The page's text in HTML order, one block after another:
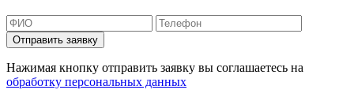
Отправить заявку
Нажимая кнопку отправить заявку вы соглашаетесь на
обработку персональных данных